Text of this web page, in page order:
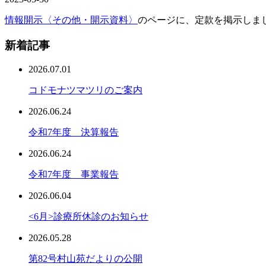
情報開示〈その他・開示資料〉 のページに、定款を掲示しま
新着記事
2026.07.01
コドモナツマツリのご案内
2026.06.24
令和7年度 決算報告
2026.06.24
令和7年度 事業報告
2026.06.04
<6月>診療所休診のお知らせ
2026.05.28
第82号村山苑だよりの公開